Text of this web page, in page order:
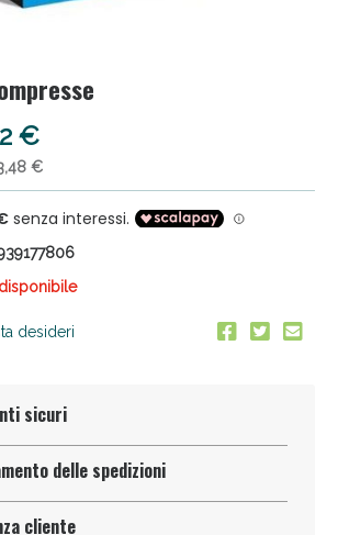
€
€
desideri
sicuri
delle spedizioni
cliente
Fanghi: Sconto fino al 40% valido oggi!